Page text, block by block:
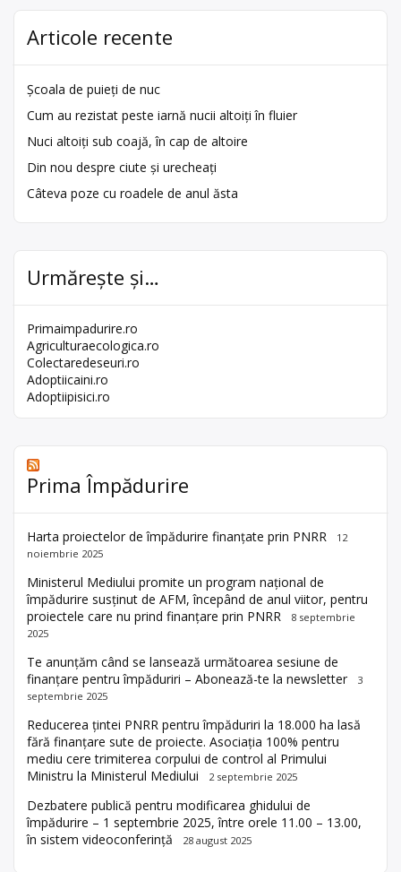
Articole recente
Școala de puieți de nuc
Cum au rezistat peste iarnă nucii altoiți în fluier
Nuci altoiți sub coajă, în cap de altoire
Din nou despre ciute și urecheați
Câteva poze cu roadele de anul ăsta
Urmărește și…
Primaimpadurire.ro
Agriculturaecologica.ro
Colectaredeseuri.ro
Adoptiicaini.ro
Adoptiipisici.ro
Prima Împădurire
Harta proiectelor de împădurire finanțate prin PNRR
12
noiembrie 2025
Ministerul Mediului promite un program național de
împădurire susținut de AFM, începând de anul viitor, pentru
proiectele care nu prind finanțare prin PNRR
8 septembrie
2025
Te anunțăm când se lansează următoarea sesiune de
finanțare pentru împăduriri – Abonează-te la newsletter
3
septembrie 2025
Reducerea țintei PNRR pentru împăduriri la 18.000 ha lasă
fără finanțare sute de proiecte. Asociația 100% pentru
mediu cere trimiterea corpului de control al Primului
Ministru la Ministerul Mediului
2 septembrie 2025
Dezbatere publică pentru modificarea ghidului de
împădurire – 1 septembrie 2025, între orele 11.00 – 13.00,
în sistem videoconferință
28 august 2025